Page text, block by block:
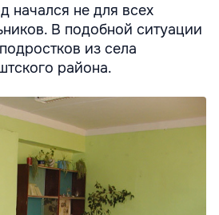
начался не для всех
В подобной ситуации
из села
района.